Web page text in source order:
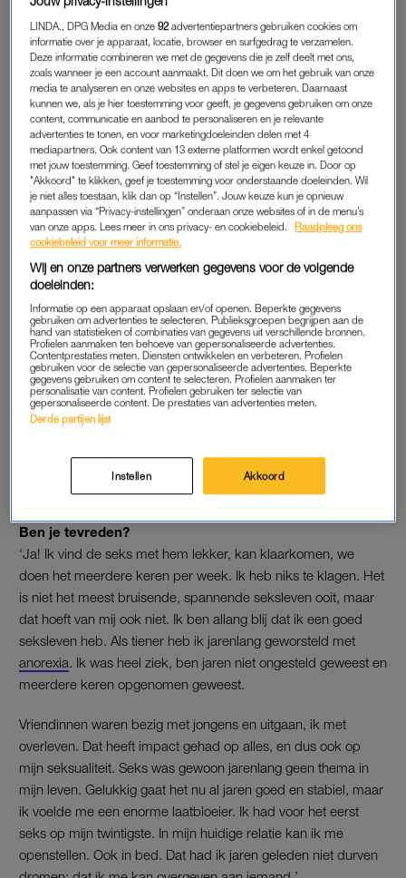
Hij sabbelde zijn vingers nat, waardoor zijn vingers nat waren
en vingerde me even. En toen gleed hij vanachter in me.
Ondertussen zoende en hijgde hij in mijn nek. Het was een
quicky. Maar wel heelintiem, zo samen voor het slapengaan in
het donker. We doen het vaak op deze manier. Ik denk twee
keer per week. Het enige onhandige vind ik het sperma in me
voor het slapengaan. Ik ga altijd na de seks nog naar de wc,
maar toch drupt het daarna nog na. Vind ik niet chill.’
Kwam jij ook klaar?
‘Gister niet, maar regelmatig wel hoor. Niet zo vaak als hij,
we het gister deden, pak ik vaak eenvibrator erbij. Die leg ik
klaar. Ik weet niet waarom we dat gister niet deden. Ik was
denk ik moe.’
Bas: 'Het voordeel van single
Ben je tevreden?
‘Ja! Ik vind de seks met hem lekker, kan klaarkomen, we
doen het meerdere keren per week. Ik heb niks te klagen. Het
is niet het meest bruisende, spannende seksleven ooit, maar
dat hoeft van mij ook niet. Ik ben allang blij dat ik een goed
seksleven heb. Als tiener heb ik jarenlang geworsteld met
anorexia . Ik was heel ziek, ben jaren niet ongesteld geweest en
meerdere keren opgenomen geweest.
Vriendinnen waren bezig met jongens en uitgaan, ik met
overleven. Dat heeft impact gehad op alles, en dus ook op
mijn seksualiteit. Seks was gewoon jarenlang geen thema in
mijn leven. Gelukkig gaat het nu al jaren goed en stabiel, maar
ik voelde me een enorme laatbloeier. Ik had voor het eerst
seks op mijn twintigste. In mijn huidige relatie kan ik me
openstellen. Ook in bed. Dat had ik jaren geleden niet durven
LINDA., DPG Media en onze92 advertentiepartners gebruiken cookies om
informatie over je apparaat, locatie, browser en surfgedrag te verzamelen.
Deze informatie combineren we met de gegevens die je zelf deelt met ons,
zoals wanneer je een account aanmaakt. Dit doen we om het gebruik van onze
media te analyseren en onze websites en apps te verbeteren. Daarnaast
kunnen we, als je hier toestemming voor geeft, je gegevens gebruiken om onze
content, communicatie en aanbod te personaliseren en je relevante
advertenties te tonen, en voor marketingdoeleinden delen met 4
mediapartners. Ook content van 13 externe platformen wordt enkel getoond
met jouw toestemming. Geef toestemming of stel je eigen keuze in. Door op
"Akkoord" te klikken, geef je toestemming voor onderstaande doeleinden. Wil
je niet alles toestaan, klik dan op “Instellen”. Jouw keuze kun je opnieuw
aanpassen via “Privacy-instellingen” onderaan onze websites of in de menu’s
van onze apps. Lees meer in ons privacy- en cookiebeleid.
Raadpleeg ons
cookiebeleid voor meer informatie.
Wij en onze partners verwerken gegevens voor de volgende
doeleinden:
Informatie op een apparaat opslaan en/of openen. Beperkte gegevens
gebruiken om advertenties te selecteren. Publieksgroepen begrijpen aan de
hand van statistieken of combinaties van gegevens uit verschillende bronnen.
Profielen aanmaken ten behoeve van gepersonaliseerde advertenties.
Contentprestaties meten. Diensten ontwikkelen en verbeteren. Profielen
gebruiken voor de selectie van gepersonaliseerde advertenties. Beperkte
gegevens gebruiken om content te selecteren. Profielen aanmaken ter
personalisatie van content. Profielen gebruiken ter selectie van
gepersonaliseerde content. De prestaties van advertenties meten.
Derde partijen lijst
Instellen Akkoord